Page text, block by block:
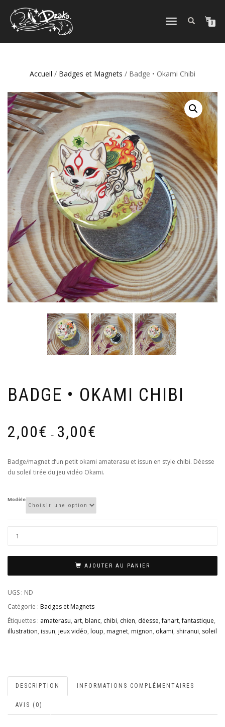
DÉPLIER/REPLIER
0
Accueil / Badges et Magnets / Badge • Okami Chibi
BADGE • OKAMI CHIBI
2,00€ – 3,00€
à
3,00€
Badge/magnet d’un petit okami amaterasu et issun en style chibi. Déesse
du soleil tirée du jeu vidéo Okami.
Modèle
AJOUTER AU PANIER
UGS : ND
Catégorie : Badges et Magnets
Étiquettes : amaterasu, art, blanc, chibi, chien, déesse,fanart,fantastique,
illustration, issun, jeux vidéo, loup, magnet, mignon, okami, shiranui, soleil
DESCRIPTION INFORMATIONS COMPLÉMENTAIRES
AVIS (0)